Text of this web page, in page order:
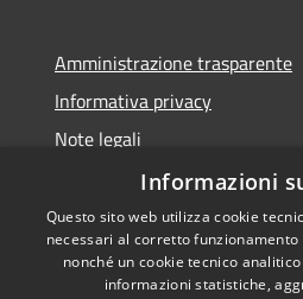
Amministrazione trasparente
Informativa privacy
Note legali
Dichiarazione di accessibilità
Informazioni
Questo sito web utilizza cookie
necessari al corretto
nonché un cookie tecnico
informazioni statistiche,